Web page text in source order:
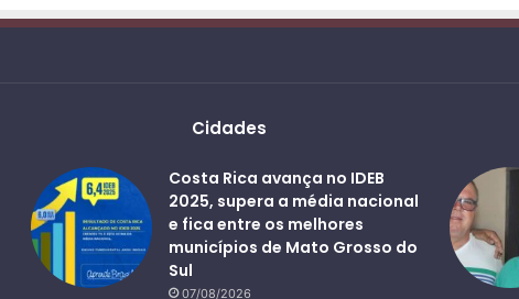
Cidades
Costa Rica avança no IDEB
2025, supera a média nacional
e fica entre os melhores
municípios de Mato Grosso do
Sul
07/08/2026